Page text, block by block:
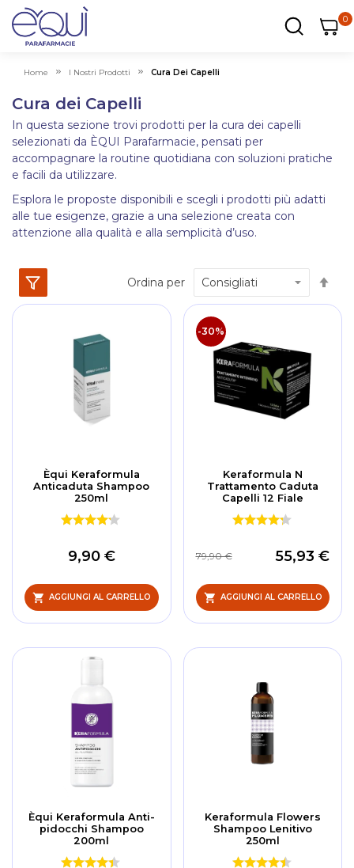
00
Home I Nostri Prodotti Cura Dei Capelli
Cura dei Capelli
In questa sezione trovi prodotti per la cura dei capelli
selezionati da ÈQUI Parafarmacie, pensati per
accompagnare la routine quotidiana con soluzioni pratiche
e facili da utilizzare.
Esplora le proposte disponibili e scegli i prodotti più adatti
alle tue esigenze, grazie a una selezione creata con
attenzione alla qualità e alla semplicità d’uso.
Ordina per
Èqui Keraformula
Anticaduta Shampoo
250ml
9,90 €
AGGIUNGI AL CARRELLO
-30%
Keraformula N
Trattamento Caduta
Capelli 12 Fiale
55,93 €
79,90 €
AGGIUNGI AL CARRELLO
Èqui Keraformula Anti-
pidocchi Shampoo
200ml
Keraformula Flowers
Shampoo Lenitivo
250ml